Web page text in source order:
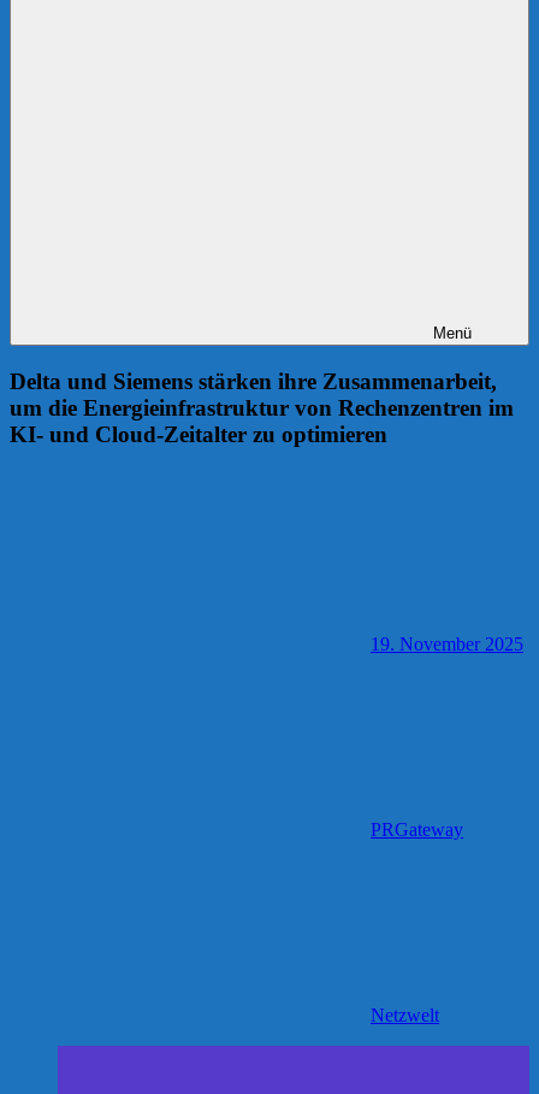
Menü
Delta und Siemens stärken ihre Zusammenarbeit,
um die Energieinfrastruktur von Rechenzentren im
KI- und Cloud-Zeitalter zu optimieren
19. November 2025
PRGateway
Netzwelt